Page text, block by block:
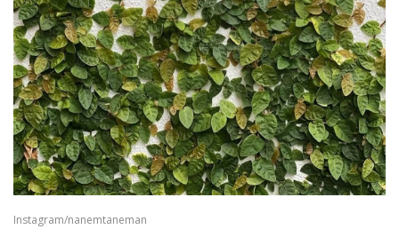
Instagram/nanemtaneman